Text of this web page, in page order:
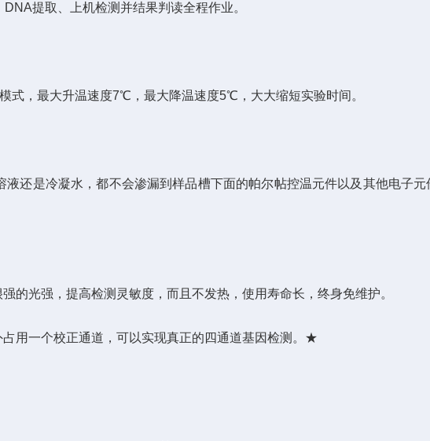
提取、上机检测并结果判读全程作业。
，最大升温速度7℃，最大降温速度5℃，大大缩短实验时间。
是冷凝水，都不会渗漏到样品槽下面的帕尔帖控温元件以及其他电子元
光强，提高检测灵敏度，而且不发热，使用寿命长，终身免维护。
用一个校正通道，可以实现真正的四通道基因检测。★